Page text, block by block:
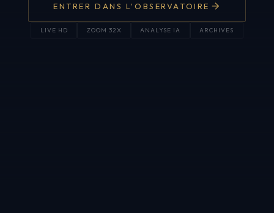
ENTRER DANS L'OBSERVATOIRE
LIVE HD ZOOM 32X ANALYSE IA ARCHIVES